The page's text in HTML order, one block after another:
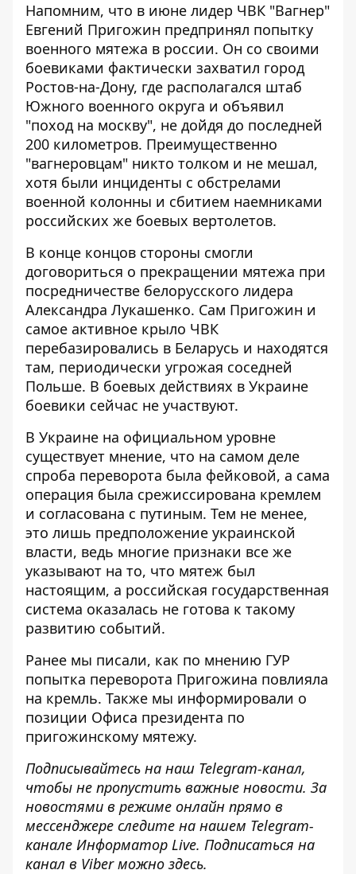
Напомним, что в июне лидер ЧВК "Вагнер"
Евгений Пригожин предпринял попытку
военного мятежа в россии. Он со своими
боевиками фактически захватил город
Ростов-на-Дону, где располагался штаб
Южного военного округа и объявил
"поход на москву", не дойдя до последней
200 километров. Преимущественно
"вагнеровцам" никто толком и не мешал,
хотя были инциденты с обстрелами
военной колонны и сбитием наемниками
российских же боевых вертолетов.
В конце концов стороны смогли
договориться о прекращении мятежа при
посредничестве белорусского лидера
Александра Лукашенко. Сам Пригожин и
самое активное крыло ЧВК
перебазировались в Беларусь и находятся
там, периодически угрожая соседней
Польше. В боевых действиях в Украине
боевики сейчас не участвуют.
В Украине на официальном уровне
существует мнение, что на самом деле
спроба переворота была фейковой, а сама
операция была срежиссирована кремлем
и согласована с путиным. Тем не менее,
это лишь предположение украинской
власти, ведь многие признаки все же
указывают на то, что мятеж был
настоящим, а российская государственная
система оказалась не готова к такому
развитию событий.
Ранее мы писали, как по мнению ГУР
попытка переворота Пригожина повлияла
на кремль. Также мы информировали о
позиции Офиса президента по
пригожинскому мятежу.
Подписывайтесь на наш Telegram-канал,
чтобы не пропустить важные новости. За
новостями в режиме онлайн прямо в
мессенджере следите на нашем Telegram-
канале Информатор Live. Подписаться на
канал в Viber можно здесь.